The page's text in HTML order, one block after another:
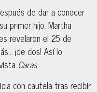
de dar a conocer
primer hijo, Martha
revelaron el 25 de
¡de dos! Así lo
Caras.
con cautela tras recibir